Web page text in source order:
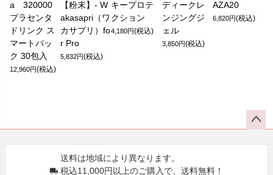
a 320000
プラセンタ
ドリンク ス
マートパッ
ク 30包入
12,960円(税込)
【粉末】- W
akasapri（ワ
カサプリ）fo
r Pro
5,832円(税込)
キープロテ
クション
4,180円(税込)
ディークレ
ンジングジ
ェル
3,850円(税込)
AZA20
6,820円(税込)
送料は地域により異なります。
税込11,000円以上のご購入で、送料無料！